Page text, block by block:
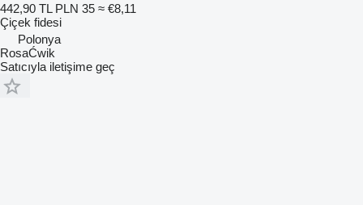
442,90 TL PLN 35 ≈ €8,11
Çiçek fidesi
Polonya
RosaĆwik
Satıcıyla iletişime geç